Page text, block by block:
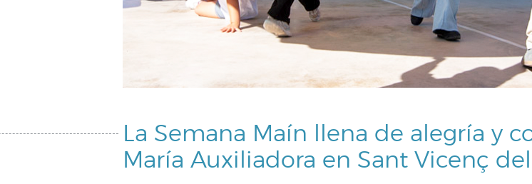
La Semana Maín llena de alegría y
María Auxiliadora en Sant Vicenç